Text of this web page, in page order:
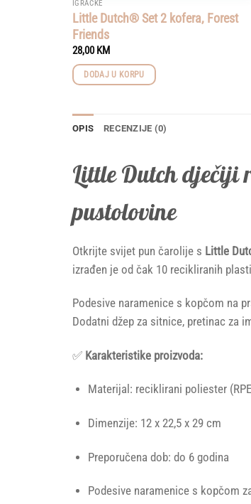
IGRAČKE
Little Dutch® Set 2 kofera, Forest
Friends
28,00KM
DODAJ U KORPU
OPIS RECENZIJE (0)
Little Dutch dječiji
pustolovine
Otkrijte svijet pun čarolije s Little
izrađen je od čak 10 recikliranih
Podesive naramenice s kopčom na
Dodatni džep za sitnice, pretinac za
✅ Karakteristike proizvoda:
Materijal: reciklirani poliester
Dimenzije: 12 x 22,5 x 29 cm
Preporučena dob: do 6 godina
Podesive naramenice s kopčom